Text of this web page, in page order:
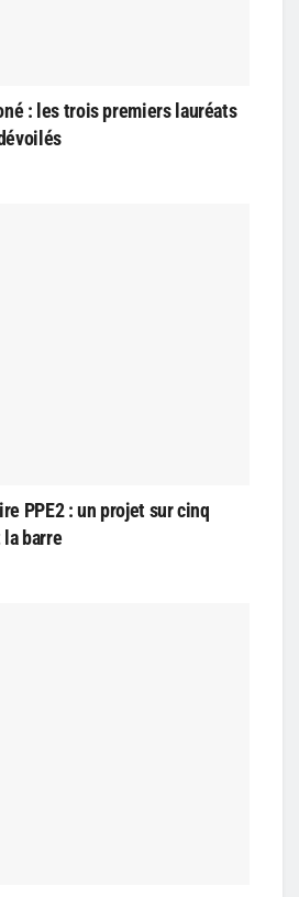
: les trois premiers lauréats
PPE2 : un projet sur cinq
barre